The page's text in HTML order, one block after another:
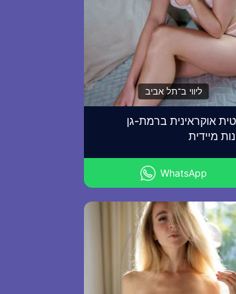
ליווי ב־תל אביב
אוקראינית ברמת-גן
מיידית
WhatsApp